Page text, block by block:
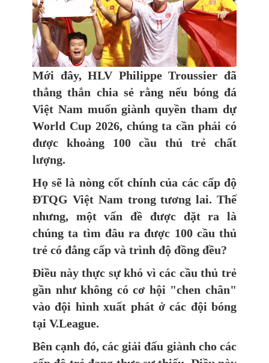
Mới đây, HLV Philippe Troussier đã
thẳng thắn chia sẻ rằng nếu bóng đá
Việt Nam muốn giành quyền tham dự
World Cup 2026, chúng ta cần phải có
được khoảng 100 cầu thủ trẻ chất
lượng.
Họ sẽ là nòng cốt chính của các cấp độ
ĐTQG Việt Nam trong tương lai. Thế
nhưng, một vấn đề được đặt ra là
chúng ta tìm đâu ra được 100 cầu thủ
trẻ có đẳng cấp và trình độ đồng đều?
Điều này thực sự khó vì các cầu thủ trẻ
gần như không có cơ hội "chen chân"
vào đội hình xuất phát ở các đội bóng
tại V.League.
Bên cạnh đó, các giải đấu giành cho các